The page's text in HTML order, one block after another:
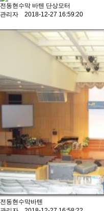
전동현수막 바텐 단상모터
관리자 2018-12-27 16:59:20
전동현수막바텐